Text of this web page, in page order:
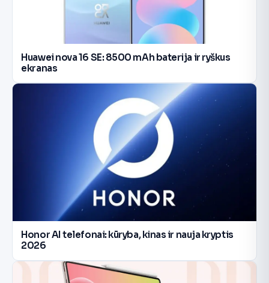
Huawei nova 16 SE: 8500 mAh baterija ir ryškus
ekranas
Honor AI telefonai: kūryba, kinas ir nauja kryptis
2026